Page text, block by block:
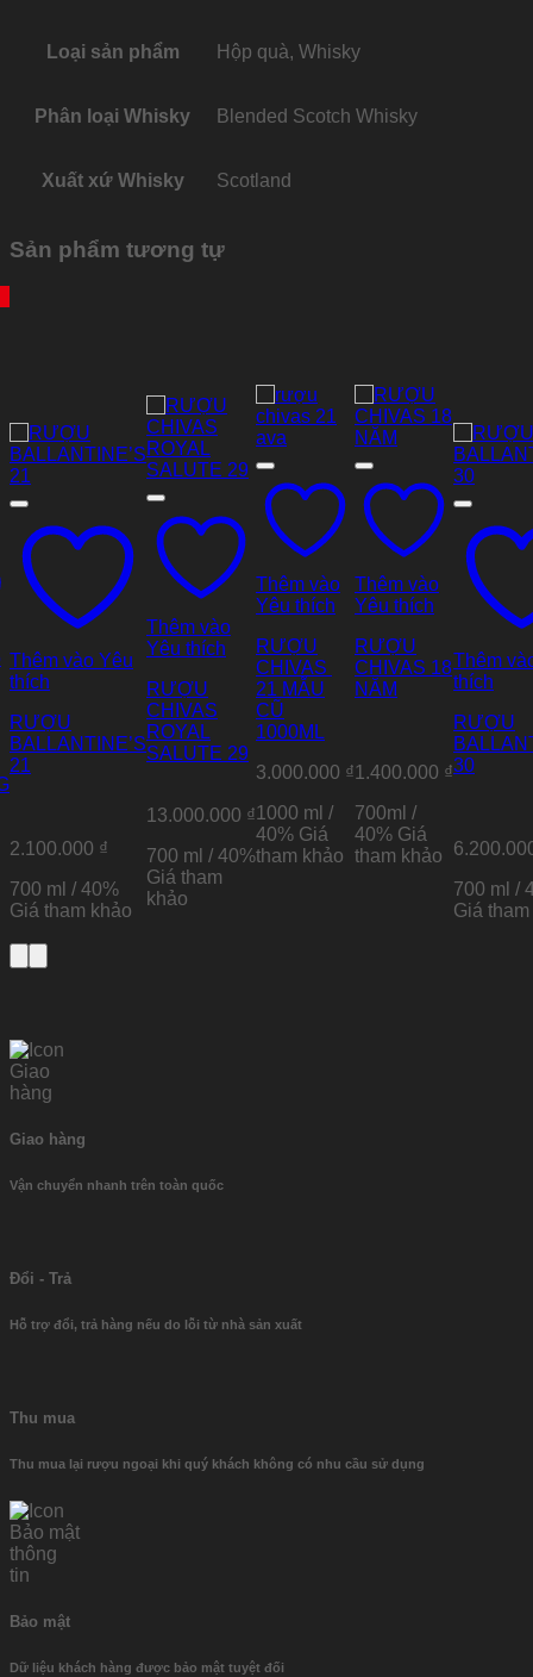
Loại sản phẩm Hộp quà, Whisky
Phân loại Whisky Blended Scotch Whisky
Xuất xứ Whisky Scotland
Sản phẩm tương tự
Thêm vào Yêu
thích
RƯỢU
BALLANTINE’S
21
2.100.000 ₫
700 ml / 40%
Giá tham khảo
Thêm vào
Yêu thích
RƯỢU
CHIVAS
ROYAL
SALUTE 29
13.000.000 ₫
700 ml / 40%
Giá tham
khảo
Thêm vào
Yêu thích
RƯỢU
CHIVAS
21 MẪU
CŨ
1000ML
3.000.000 ₫
1000 ml /
40% Giá
tham khảo
Thêm vào
Yêu thích
RƯỢU
CHIVAS 18
NĂM
1.400.000 ₫
700ml /
40%Giá
tham khảo
Thêm
thích
RƯỢU
30
700 ml /
Giá
Giao hàng
Vận chuyển nhanh trên toàn quốc
Đổi - Trả
Hỗ trợ đổi, trả hàng nếu do lỗi từ nhà sản xuất
Thu mua
Thu mua lại rượu ngoại khi quý khách không có nhu cầu sử dụng
Bảo mật
Dữ liệu khách hàng được bảo mật tuyệt đối